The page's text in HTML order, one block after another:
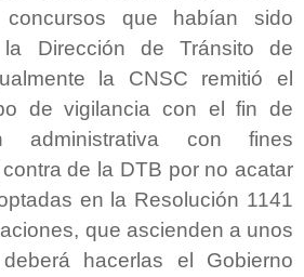
que habían sido
Dirección de Tránsito de
la CNSC remitió el
de vigilancia con el fin de
administrativa con fines
de la DTB por no acatar
en la Resolución 1141
que ascienden a unos
hacerlas el Gobierno